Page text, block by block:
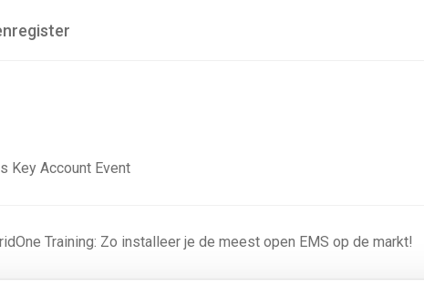
Key Account Event
Training: Zo installeer je de meest open EMS op de markt!